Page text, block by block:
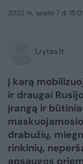
2022 m. spalio 7 d.
Lrytas.lt
Į karą
ir draugai
įrangą ir
drabužių,
rinkinių,
apsaugos